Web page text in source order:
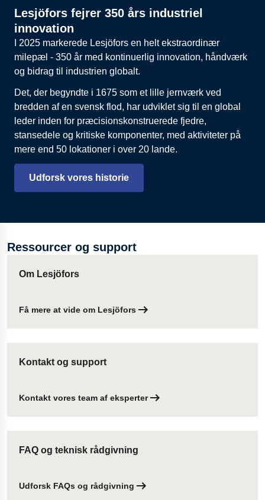
Lesjöfors fejrer 350 års industriel
innovation
I 2025 markerede Lesjöfors en helt ekstraordinær
milepæl - 350 år med kontinuerlig innovation, håndværk
og bidrag til industrien globalt.
Det, der begyndte i 1675 som et lille jernværk ved
bredden af en svensk flod, har udviklet sig til en global
leder inden for præcisionskonstruerede fjedre,
stansedele og kritiske komponenter, med aktiviteter på
mere end 50 lokationer i over 20 lande.
Udforsk vores historie
Ressourcer og support
Om Lesjöfors
Få mere at vide om Lesjöfors
Kontakt og support
Kontakt vores team af eksperter
FAQ og teknisk rådgivning
Udforsk FAQs og rådgivning